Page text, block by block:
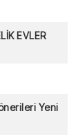
EVLER
Yeni